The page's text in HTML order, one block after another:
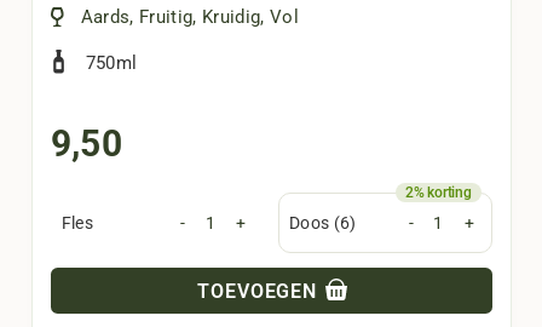
Aards, Fruitig, Kruidig,Vol
750ml
9,50
Fles - + Doos (6) - +
TOEVOEGEN